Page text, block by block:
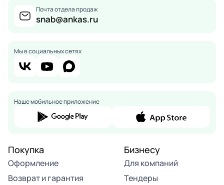
Почта отдела продаж
snab@ankas.ru
Мы в социальных сетях
Наше мобильное приложение
Покупка
Оформление
Возврат и гарантия
Бизнесу
Для компаний
Тендеры